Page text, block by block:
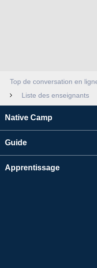
Top de conversation en
Liste des enseignants
Native Camp
Guide
Apprentissage